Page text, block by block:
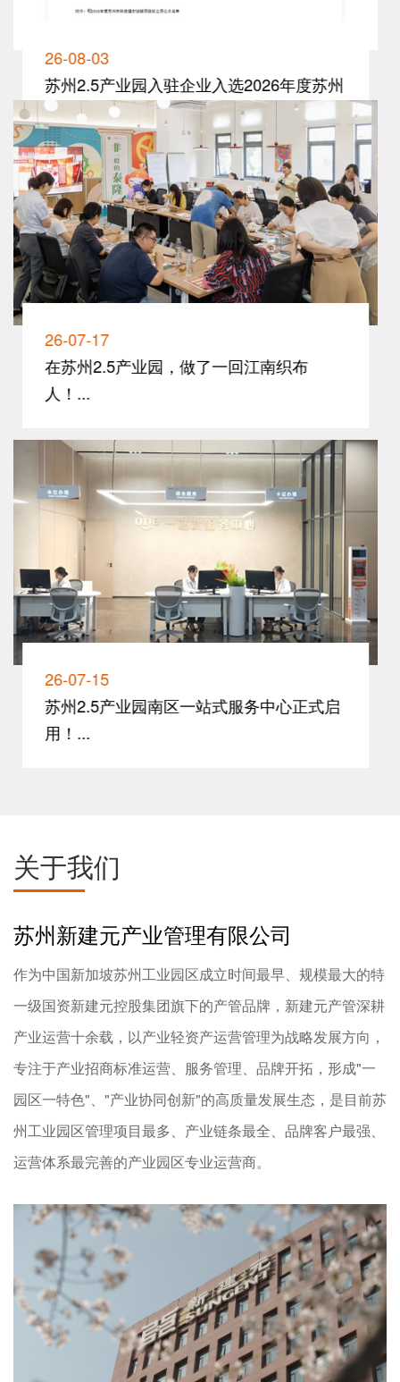
26-08-03
苏州2.5产业园入驻企业入选2026年度苏州
市科技强农创新项...
26-07-17
在苏州2.5产业园，做了一回江南织布
人！...
26-07-15
苏州2.5产业园南区一站式服务中心正式启
用！...
关于我们
苏州新建元产业管理有限公司
作为中国新加坡苏州工业园区成立时间最早、规模最大的特
一级国资新建元控股集团旗下的产管品牌，新建元产管深耕
产业运营十余载，以产业轻资产运营管理为战略发展方向，
专注于产业招商标准运营、服务管理、品牌开拓，形成"一
园区一特色"、"产业协同创新"的高质量发展生态，是目前苏
州工业园区管理项目最多、产业链条最全、品牌客户最强、
运营体系最完善的产业园区专业运营商。